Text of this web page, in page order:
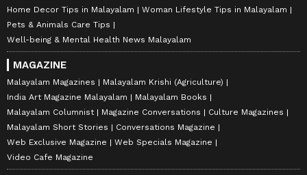
Home Decor Tips in Malayalam
Woman Lifestyle Tips in Malayalam
Pets & Animals Care Tips
Well-being & Mental Health News Malayalam
MAGAZINE
Malayalam Magazines
Malayalam Krishi (Agriculture)
India Art Magazine Malayalam
Malayalam Books
Malayalam Columnist
Magazine Conversations
Culture Magazines
Malayalam Short Stories
Conversations Magazine
Web Exclusive Magazine
Web Specials Magazine
Video Cafe Magazine